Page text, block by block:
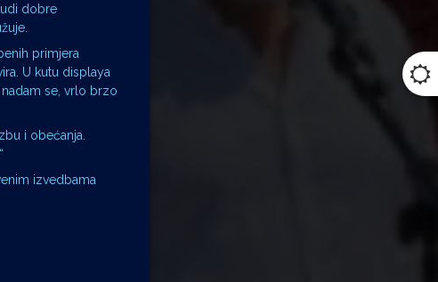
dobre
primjera
U kutu displaya
se, vrlo brzo
i obećanja.
izvedbama